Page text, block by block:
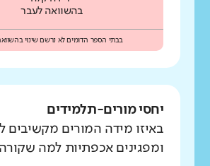
בהשוואה לעבר
בבתי הספר הדומים לא נרשם שינוי
יחסי מורים-תלמידים
באיזו מידה המורים מקשיבים
ומפגינים אכפתיות למה